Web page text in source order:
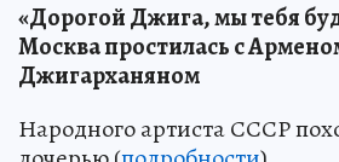
«Дорогой Джига, мы тебя
Москва простилась с
Джигарханяном
Народного артиста СССР